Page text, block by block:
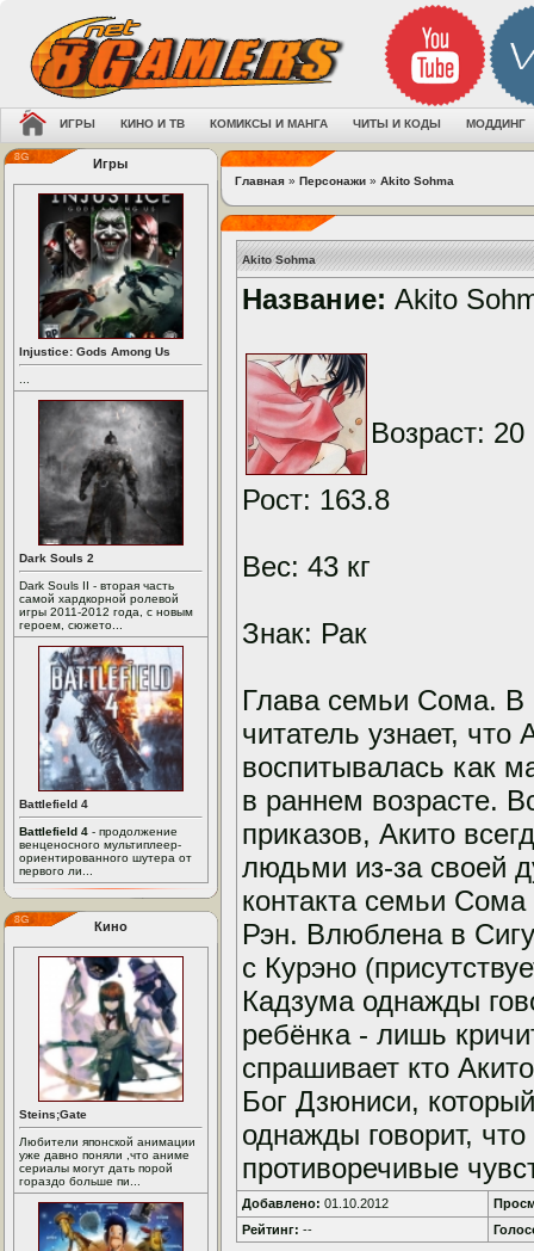
ИГРЫ КИНО И ТВ КОМИКСЫ И МАНГА ЧИТЫ И КОДЫ МОДДИНГ
Игры
Injustice: Gods Among Us
Dark Souls 2
Dark Souls II - вторая часть
самой хардкорной ролевой
игры 2011-2012 года, с новым
героем, сюжето...
Battlefield 4
Battlefield 4 - продолжение
венценосного мультиплеер-
ориентированного шутера от
первого ли...
Кино
Steins;Gate
Любители японской анимации
уже давно поняли ,что аниме
сериалы могут дать порой
гораздо больше пи...
Главная » Персонажи » Akito Sohma
Akito Sohma
Название: Akito
Возраст: 20
Рост: 163.8
Вес: 43 кг
Знак: Рак
Глава семьи Сома. В
читатель узнает,
воспитывалась как
в раннем возрасте.
приказов, Акито
людьми из-за своей
контакта семьи
Рэн. Влюблена в
с Курэно
Кадзума однажды
ребёнка - лишь
спрашивает кто
Бог Дзюниси,
однажды говорит,
противоречивые
Добавлено: 01.10.2012
Рейтинг: --